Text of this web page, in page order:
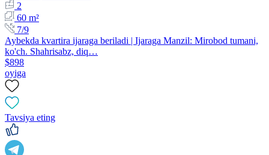
2
60 m²
7/9
Aybekda kvartira ijaraga beriladi | Ijaraga Manzil: Mirobod tumani,
ko'ch. Shahrisabz, diq…
$898
oyiga
Tavsiya eting